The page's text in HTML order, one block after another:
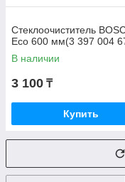
Стеклоочиститель
Eco 600 мм(3 397 004
В наличии
3 100 ₸
Купить